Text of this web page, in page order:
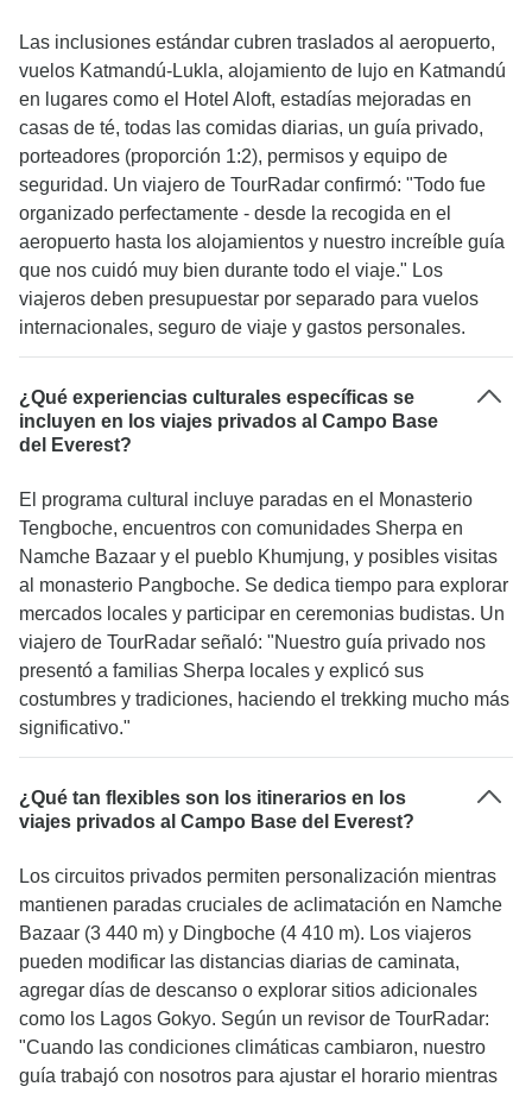
Las inclusiones estándar cubren traslados al aeropuerto,
vuelos Katmandú-Lukla, alojamiento de lujo en Katmandú
en lugares como el Hotel Aloft, estadías mejoradas en
casas de té, todas las comidas diarias, un guía privado,
porteadores (proporción 1:2), permisos y equipo de
seguridad. Un viajero de TourRadar confirmó: "Todo fue
organizado perfectamente - desde la recogida en el
aeropuerto hasta los alojamientos y nuestro increíble guía
que nos cuidó muy bien durante todo el viaje." Los
viajeros deben presupuestar por separado para vuelos
internacionales, seguro de viaje y gastos personales.
¿Qué experiencias culturales específicas se
incluyen en los viajes privados al Campo Base
del Everest?
El programa cultural incluye paradas en el Monasterio
Tengboche, encuentros con comunidades Sherpa en
Namche Bazaar y el pueblo Khumjung, y posibles visitas
al monasterio Pangboche. Se dedica tiempo para explorar
mercados locales y participar en ceremonias budistas. Un
viajero de TourRadar señaló: "Nuestro guía privado nos
presentó a familias Sherpa locales y explicó sus
costumbres y tradiciones, haciendo el trekking mucho más
significativo."
¿Qué tan flexibles son los itinerarios en los
viajes privados al Campo Base del Everest?
Los circuitos privados permiten personalización mientras
mantienen paradas cruciales de aclimatación en Namche
Bazaar (3 440 m) y Dingboche (4 410 m). Los viajeros
pueden modificar las distancias diarias de caminata,
agregar días de descanso o explorar sitios adicionales
como los Lagos Gokyo. Según un revisor de TourRadar:
"Cuando las condiciones climáticas cambiaron, nuestro
guía trabajó con nosotros para ajustar el horario mientras